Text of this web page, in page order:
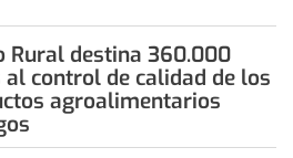
Rural destina 360.000
al control de calidad de los
agroalimentarios